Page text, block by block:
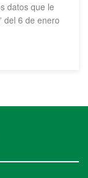
datos que le
del 6 de enero